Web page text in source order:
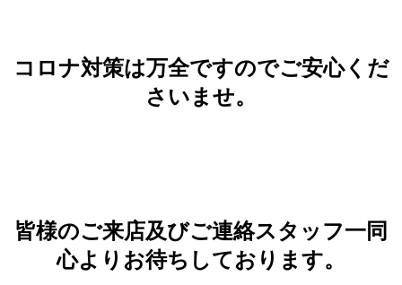
コロナ対策は万全ですのでご安心くだ
さいませ。
皆様のご来店及びご連絡スタッフ一同
心よりお待ちしております。